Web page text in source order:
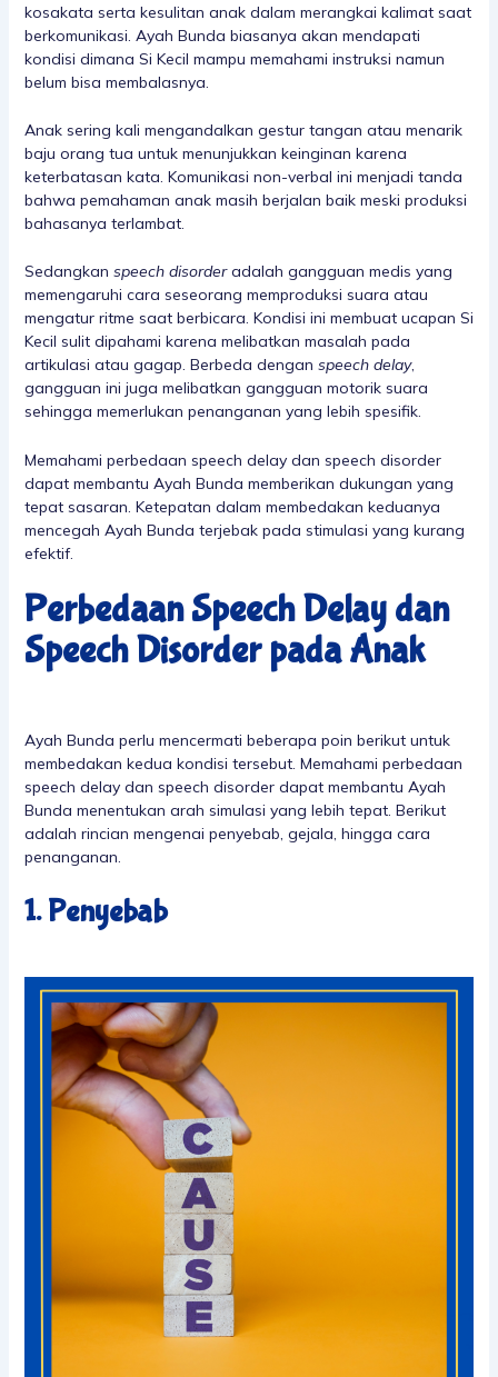
kosakata serta kesulitan anak dalam merangkai kalimat saat
berkomunikasi. Ayah Bunda biasanya akan mendapati
kondisi dimana Si Kecil mampu memahami instruksi namun
belum bisa membalasnya.
Anak sering kali mengandalkan gestur tangan atau menarik
baju orang tua untuk menunjukkan keinginan karena
keterbatasan kata. Komunikasi non-verbal ini menjadi tanda
bahwa pemahaman anak masih berjalan baik meski produksi
bahasanya terlambat.
Sedangkan speech disorderadalah gangguan medis yang
memengaruhi cara seseorang memproduksi suara atau
mengatur ritme saat berbicara. Kondisi ini membuat ucapan Si
Kecil sulit dipahami karena melibatkan masalah pada
artikulasi atau gagap. Berbeda dengan speech delay,
gangguan ini juga melibatkan gangguan motorik suara
sehingga memerlukan penanganan yang lebih spesifik.
Memahami perbedaan speech delay dan speech disorder
dapat membantu Ayah Bunda memberikan dukungan yang
tepat sasaran. Ketepatan dalam membedakan keduanya
mencegah Ayah Bunda terjebak pada stimulasi yang kurang
efektif.
Perbedaan Speech Delay dan
Speech Disorder pada Anak
Ayah Bunda perlu mencermati beberapa poin berikut untuk
membedakan kedua kondisi tersebut. Memahami perbedaan
speech delay dan speech disorder dapat membantu Ayah
Bunda menentukan arah simulasi yang lebih tepat. Berikut
adalah rincian mengenai penyebab, gejala, hingga cara
penanganan.
1. Penyebab